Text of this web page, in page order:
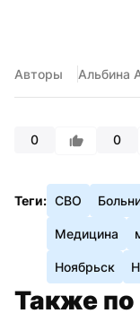
Авторы Альбина
0 0
Теги: СВО
Медицина
Ноябрьск
Также